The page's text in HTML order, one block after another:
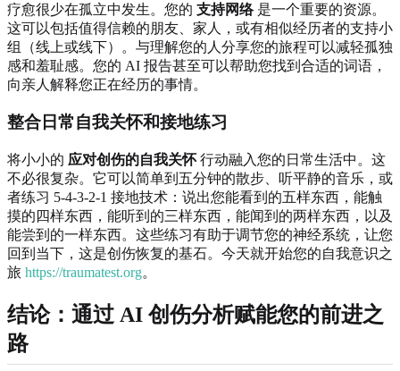
疗愈很少在孤立中发生。您的 支持网络是一个重要的资源。
这可以包括值得信赖的朋友、家人，或有相似经历者的支持小
组（线上或线下）。与理解您的人分享您的旅程可以减轻孤独
感和羞耻感。您的 AI 报告甚至可以帮助您找到合适的词语，
向亲人解释您正在经历的事情。
整合日常自我关怀和接地练习
将小小的 应对创伤的自我关怀行动融入您的日常生活中。这
不必很复杂。它可以简单到五分钟的散步、听平静的音乐，或
者练习 5-4-3-2-1 接地技术：说出您能看到的五样东西，能触
摸的四样东西，能听到的三样东西，能闻到的两样东西，以及
能尝到的一样东西。这些练习有助于调节您的神经系统，让您
回到当下，这是创伤恢复的基石。今天就开始您的自我意识之
旅 https://traumatest.org。
结论：通过 AI 创伤分析赋能您的前进之
路